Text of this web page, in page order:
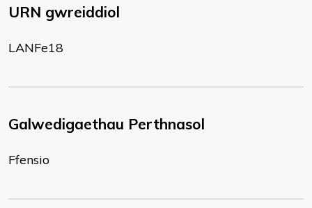
URN gwreiddiol
LANFe18
Galwedigaethau Perthnasol
Ffensio